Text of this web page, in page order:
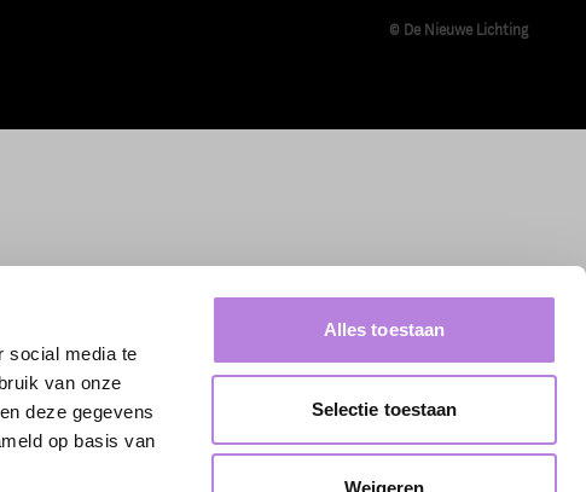
social media te
van onze
deze gegevens
op basis van
Alles toestaan
Selectie toestaan
Weigeren
© De Nieuwe Lichting